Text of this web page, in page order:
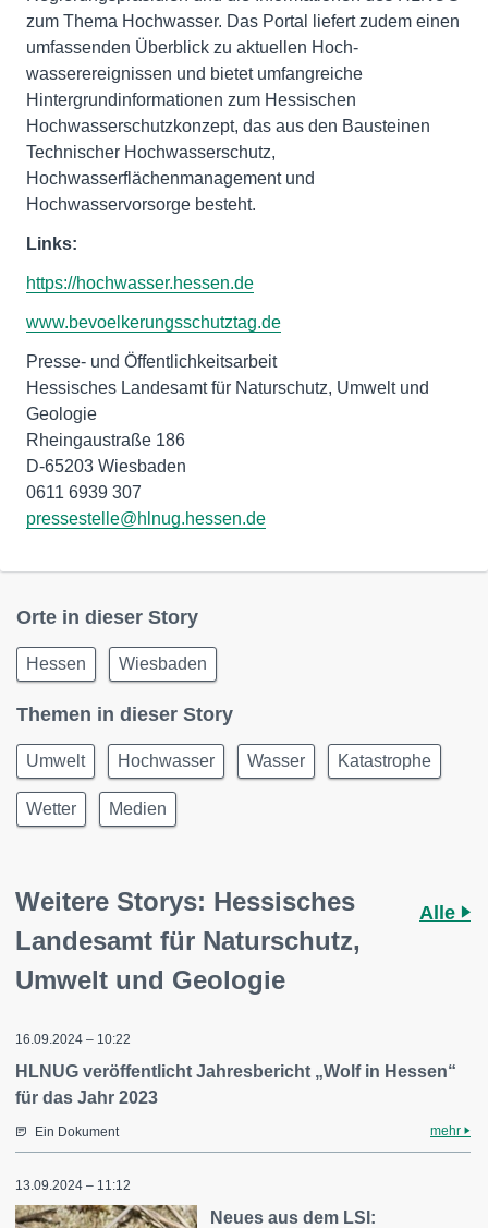
zum Thema Hochwasser. Das Portal liefert zudem einen
umfassenden Überblick zu aktuellen Hoch­
wasserereignissen und bietet umfangreiche
Hintergrundinformationen zum Hessischen
Hochwasserschutzkonzept, das aus den Bausteinen
Technischer Hochwasserschutz,
Hochwasserflächenmanagement und
Hochwasservorsorge besteht.
Links:
https://hochwasser.hessen.de
www.bevoelkerungsschutztag.de
Presse- und Öffentlichkeitsarbeit
Hessisches Landesamt für Naturschutz, Umwelt und
Geologie
Rheingaustraße 186
D-65203 Wiesbaden
pressestelle@hlnug.hessen.de
Orte in dieser Story
Hessen Wiesbaden
Themen in dieser Story
Umwelt Hochwasser Wasser Katastrophe
Wetter Medien
Weitere Storys: Hessisches
Landesamt für Naturschutz,
Umwelt und Geologie
Alle
16.09.2024 – 10:22
HLNUG veröffentlicht Jahresbericht „Wolf in Hessen“
für das Jahr 2023
Ein Dokument mehr
13.09.2024 – 11:12
Neues aus dem LSI: